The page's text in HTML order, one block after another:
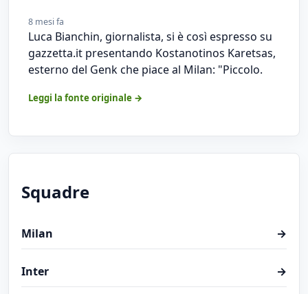
8 mesi fa
Luca Bianchin, giornalista, si è così espresso su
gazzetta.it presentando Kostanotinos Karetsas,
esterno del Genk che piace al Milan: "Piccolo.
Leggi la fonte originale →
Squadre
Milan →
Inter →